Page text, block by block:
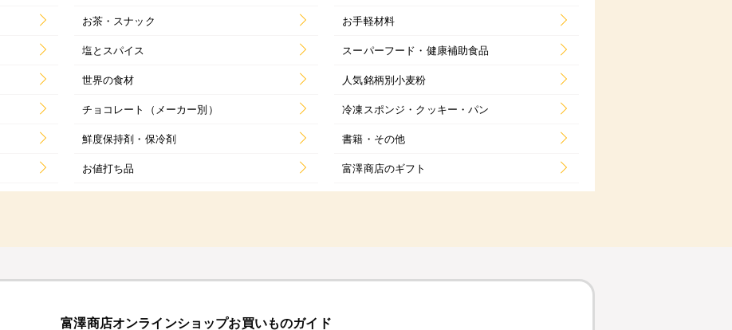
お茶・スナック
お手軽材料
塩とスパイス
スーパーフード・健康補助食品
世界の食材
人気銘柄別小麦粉
チョコレート（メーカー別）
冷凍スポンジ・クッキー・パン
鮮度保持剤・保冷剤
書籍・その他
お値打ち品 富澤商店のギフト
富澤商店オンラインショップお買いものガイド